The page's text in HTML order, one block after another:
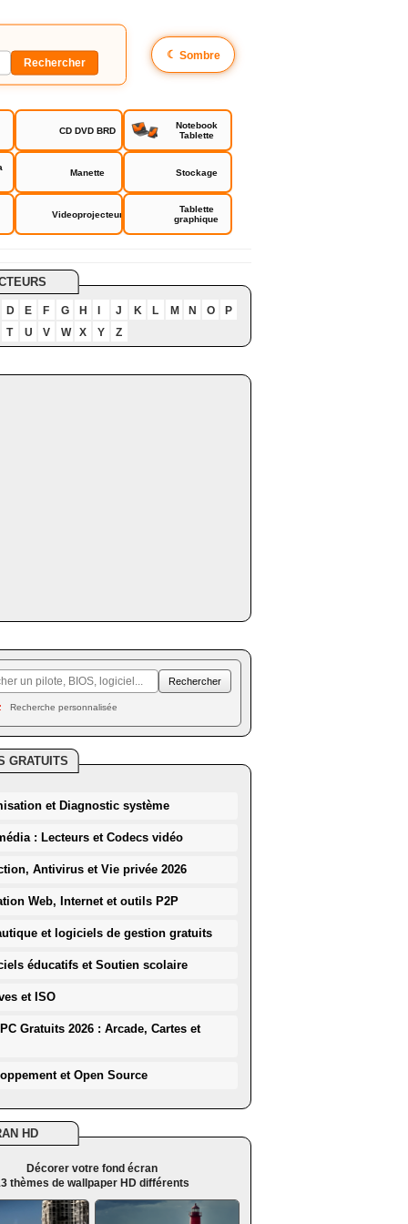
☾ Sombre
CD DVD BRD
Notebook
Tablette
Manette Stockage
Videoprojecteur
Tablette
graphique
D E F G H J K L M N O
P
T
U V W X Y Z
Recherche personnalisée
GRATUITS
et Diagnostic système
: Lecteurs et Codecs vidéo
Antivirus et Vie privée 2026
Web, Internet et outils P2P
et logiciels de gestion gratuits
éducatifs et Soutien scolaire
et ISO
Gratuits 2026 : Arcade, Cartes et
et Open Source
HD
Décorer votre fond écran
thèmes de wallpaper HD différents